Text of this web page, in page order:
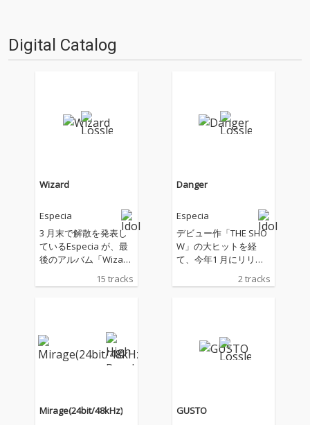
Digital Catalog
Wizard
Especia
3 月末で解散を発表し
ているEspecia が、最
後のアルバム「Wizar
d」をリリース。 最後
のアルバムは現体制で
ス2 曲を収録した全15
曲入り。 解散を受け衝
撃が走ったEspecia の
らいたい。
15 tracks
Danger
Especia
デビュー作「THE SHO
W」の大ヒットを経
て、今年1 月にリリー
スされた「MOON」以
降、TAICOCLUB、FUJI
映画『オオカミ少女と
黒王子』への挿入歌提
ルのKai Takahashi に
よる全面プロデュー
2 tracks
Mirage(24bit/48kHz) GUSTO